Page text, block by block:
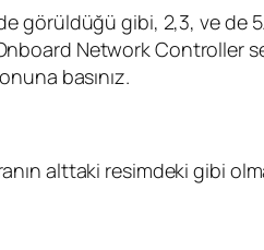
görüldüğü gibi, 2,3, ve de
Network Controller
basınız.
alttaki resimdeki gibi